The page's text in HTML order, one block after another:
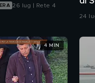
26 lug | Rete 4
24
4 MIN